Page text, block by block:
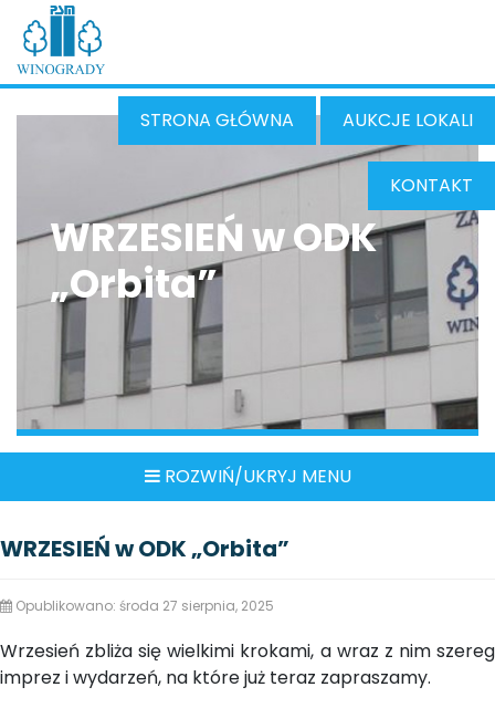
STRONA GŁÓWNA AUKCJE LOKALI
KONTAKT
WRZESIEŃ w ODK
„Orbita”
ROZWIŃ/UKRYJ MENU
WRZESIEŃ w ODK „Orbita”
Opublikowano: środa 27 sierpnia, 2025
Wrzesień zbliża się wielkimi krokami, a wraz z nim szereg
imprez i wydarzeń, na które już teraz zapraszamy.